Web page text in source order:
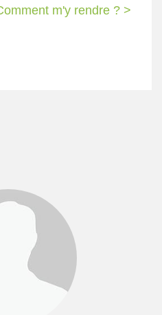
m'y rendre ? >